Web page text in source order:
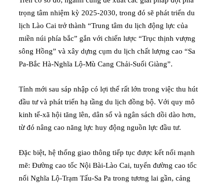
trọng tâm nhiệm kỳ 2025-2030, trong đó sẽ phát triển du
lịch Lào Cai trở thành “Trung tâm du lịch động lực của
miền núi phía bắc” gắn với chiến lược “Trục thịnh vượng
sông Hồng” và xây dựng cụm du lịch chất lượng cao “Sa
Pa-Bắc Hà-Nghĩa Lộ-Mù Cang Chải-Suối Giàng”.
Tỉnh mới sau sáp nhập có lợi thế rất lớn trong việc thu hút
đầu tư và phát triển hạ tầng du lịch đồng bộ. Với quy mô
kinh tế-xã hội tăng lên, dân số và ngân sách dồi dào hơn,
từ đó nâng cao năng lực huy động nguồn lực đầu tư.
Đặc biệt, hệ thống giao thông tiếp tục được kết nối mạnh
mẽ: Đường cao tốc Nội Bài-Lào Cai, tuyến đường cao tốc
nối Nghĩa Lộ-Trạm Tấu-Sa Pa trong tương lai gần, cảng